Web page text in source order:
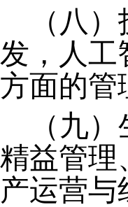
（八
发，人工
方面的管
（九
精益管理
产运营与